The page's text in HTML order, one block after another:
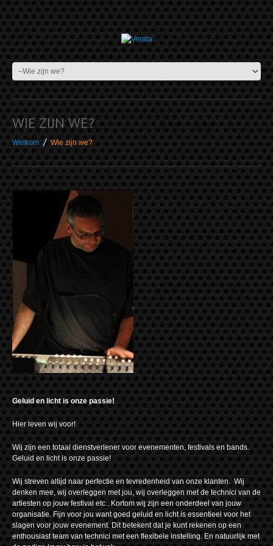
WIE ZIJN WE?
Welkom Wie zijn we?
Geluid en licht is onze passie!
Hier leven wij voor!
Wij zijn een totaal dienstverlener voor evenementen, festivals en bands.
Geluid en licht is onze passie!
Wij streven altijd naar perfectie en tevredenheid van onze klanten. Wij
denken mee, wij overleggen met jou, wij overleggen met de technici van de
artiesten op jouw festival etc.. Kortom wij zijn een onderdeel van jouw
organisatie. Fijn voor jou want goed geluid en licht is essentieel voor het
slagen voor jouw evenement. Dit betekent dat je kunt rekenen op een
enthousiast team van technici met een flexibele instelling. En natuurlijk met